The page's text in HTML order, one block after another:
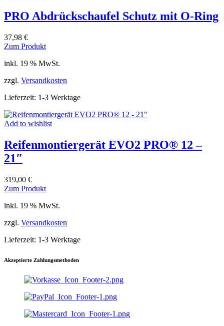
PRO Abdrückschaufel Schutz mit O-Ring
37,98 €
Zum Produkt
inkl. 19 % MwSt.
zzgl. Versandkosten
Lieferzeit: 1-3 Werktage
Add to wishlist
Reifenmontiergerät EVO2 PRO® 12 –
21″
319,00 €
Zum Produkt
inkl. 19 % MwSt.
zzgl. Versandkosten
Lieferzeit: 1-3 Werktage
Akzeptierte Zahlungsmethoden